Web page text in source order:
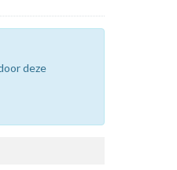
deze